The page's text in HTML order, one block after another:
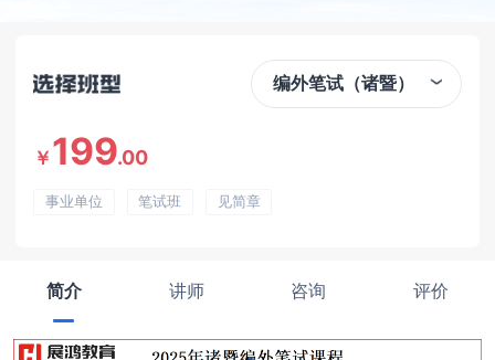
编外笔试（诸暨）
￥ 199.00
事业单位 笔试班 见简章
简介 讲师 咨询 评价